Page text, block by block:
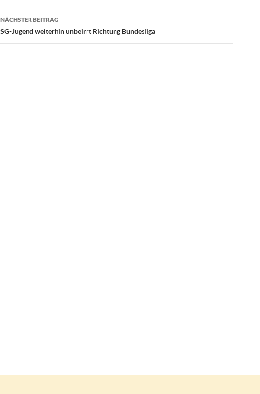
NÄCHSTER BEITRAG
SG-Jugend weiterhin unbeirrt Richtung Bundesliga